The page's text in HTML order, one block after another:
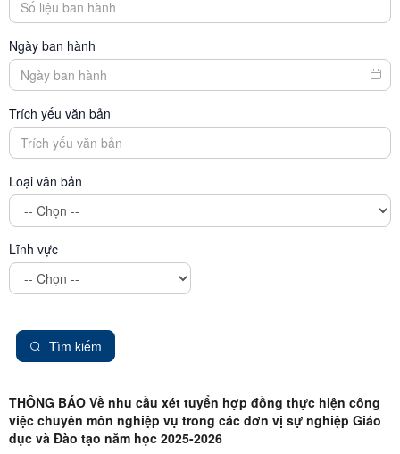
Ngày ban hành
Trích yếu văn bản
Loại văn bản
Lĩnh vực
Tìm kiếm
THÔNG BÁO Về nhu cầu xét tuyển hợp đồng thực hiện công
việc chuyên môn nghiệp vụ trong các đơn vị sự nghiệp Giáo
dục và Đào tạo năm học 2025-2026